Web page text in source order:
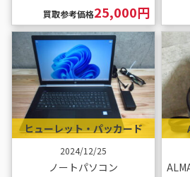
買取参考価格25,000円
ヒューレット・パッカード
2024/12/25
ノートパソコン